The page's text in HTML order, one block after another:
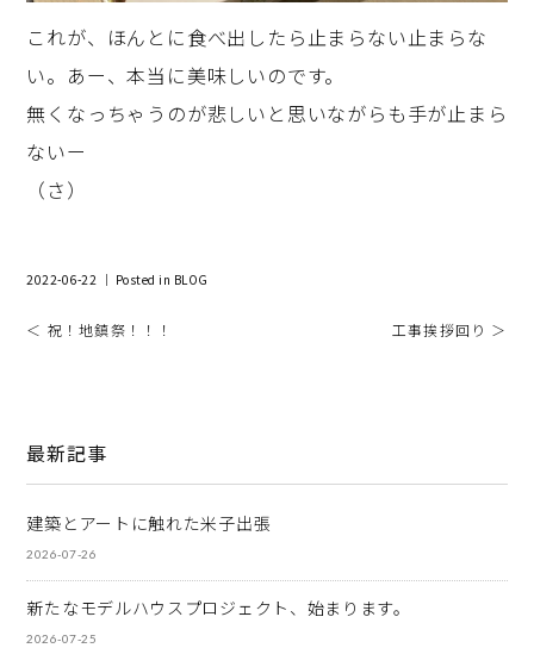
これが、ほんとに食べ出したら止まらない止まらな
い。あー、本当に美味しいのです。
無くなっちゃうのが悲しいと思いながらも手が止まら
ないー
（さ）
2022-06-22 ｜ Posted in BLOG
＜ 祝！地鎮祭！！！ 工事挨拶回り ＞
最新記事
建築とアートに触れた米子出張
2026-07-26
新たなモデルハウスプロジェクト、始まります。
2026-07-25